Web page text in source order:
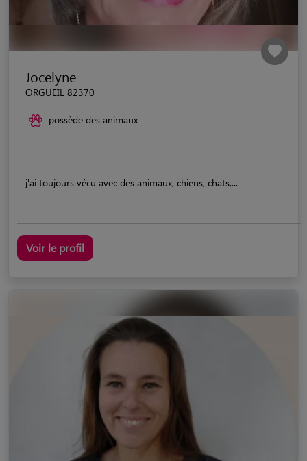
Jocelyne
ORGUEIL 82370
possède des animaux
j'ai toujours vécu avec des animaux, chiens, chats,...
Voir le profil